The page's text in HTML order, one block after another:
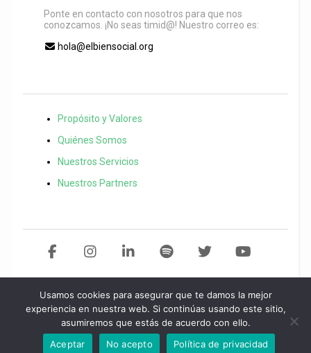
Ponte en contacto con nosotros para que nos
conozcamos. ¡No seas timid@! Nuestro correo es:
hola@elbiensocial.org
Propósito y Valores
Quiénes Somos
Nuestros Servicios
Nuestros Partners
Copyright 2021 El Bien Social. Todos los derechos reservadosDesarollo
Política de privacidad
Usamos cookies para asegurar que te damos la mejor
experiencia en nuestra web. Si continúas usando este sitio,
asumiremos que estás de acuerdo con ello.
Aceptar
No acepto Política de privacidad